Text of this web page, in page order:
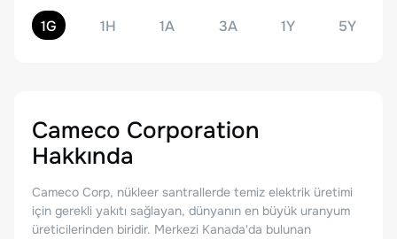
1G 1H 1A 3A 1Y 5Y
Cameco Corporation
Hakkında
Cameco Corp, nükleer santrallerde temiz elektrik üretimi
için gerekli yakıtı sağlayan, dünyanın en büyük uranyum
üreticilerinden biridir. Merkezi Kanada'da bulunan